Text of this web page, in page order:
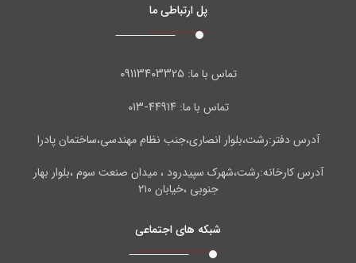
پل ارتباطی ما
تماس با ما:۰۹۱۱۳۴۰۳۳۲۵
تماس با ما: ۴۴۹۱۴-۰۱۳
آدرس دفتر:رشت،بلوار انصاری،جنب نظام مهندسی،ساختمان پادرا
آدرس کارخانه:رشت،شهرک سپیدرود ، میدان صنعت سوم ،بلوار بهار
جنوبی ،خیابان ۲۱۰
شبکه های اجتماعی